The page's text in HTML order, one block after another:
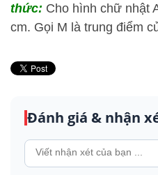
thức: Cho hình chữ nhật
cm. Gọi M là trung điểm
Đánh giá & nhận